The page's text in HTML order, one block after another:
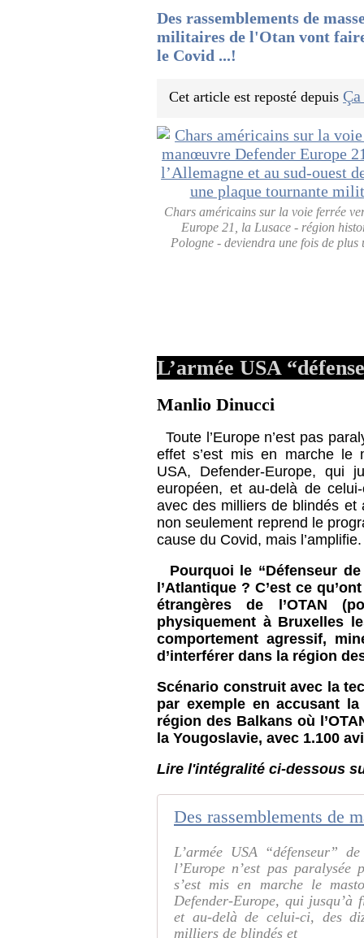
Des rassemblements de
militaires de l'Otan vont
le Covid ...!
Cet article est reposté depuis
Chars américains sur la voie ferrée
Europe 21, la Lusace - région
Pologne - deviendra une fois de
L’armée USA
Manlio Dinucci
Toute l’Europe n’est pas
effet s’est mis en marche le
USA, Defender-Europe, qui
européen, et au-delà de
avec des milliers de blindés et
non seulement reprend le
cause du Covid, mais l’amplifie.
Pourquoi le “Défenseur
l’Atlantique ? C’est ce
étrangères de l’OTAN
physiquement à Bruxelles
comportement agressif,
d’interférer dans la région
Scénario construit avec la
par exemple en accusant
région des Balkans où
la Yougoslavie, avec 1.100
Lire l'intégralité ci-dessous
L’armée USA “défenseur”
l’Europe n’est pas
s’est mis en marche le
Defender-Europe, qui
et au-delà de celui-ci, des
milliers de blindés et